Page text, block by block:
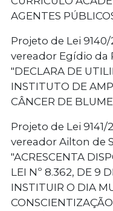
AGENTES
Projeto de Lei 9140/
vereador Egídio da
"DECLARA DE
INSTITUTO DE
CÂNCER DE
Projeto de Lei 9141/
vereador Ailton de
"ACRESCENTA
LEI Nº 8.362, DE 9
INSTITUIR O DIA